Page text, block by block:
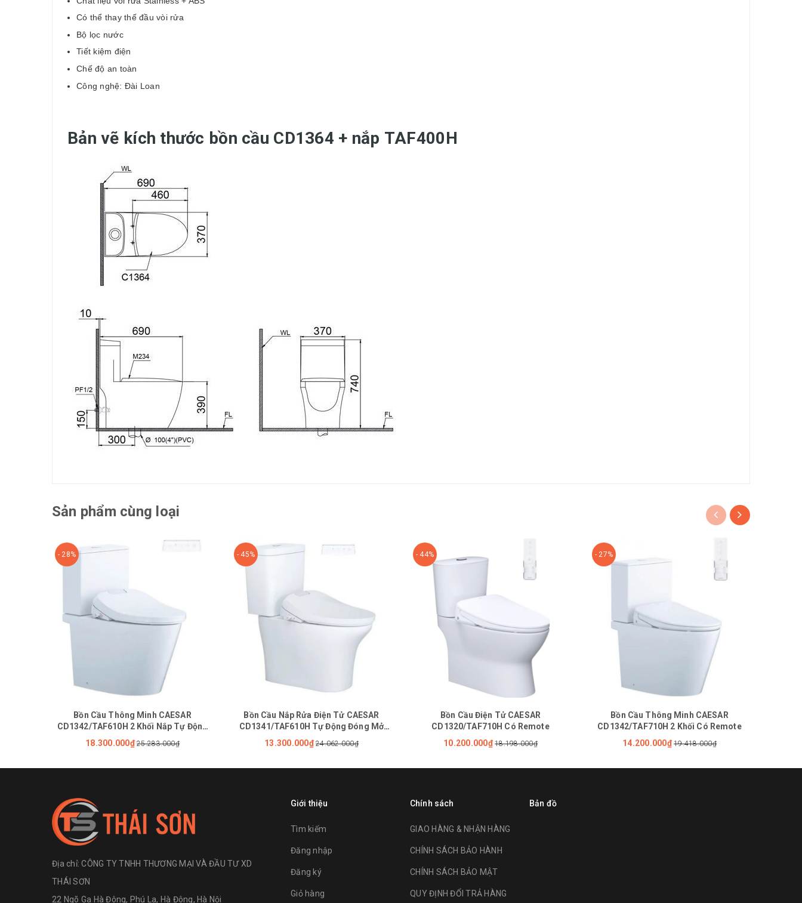
Có thể thay thế đầu vòi rửa
Bộ lọc nước
Tiết kiệm điện
Chế độ an toàn
Công nghệ: Đài Loan
Bản vẽ kích thước bồn cầu CD1364 + nắp TAF400H
Sản phẩm cùng loại
- 28%
Bồn Cầu Thông Minh CAESAR
CD1342/TAF610H 2 Khối Nắp Tự Động
Đóng Mở
18.300.000₫ 25.283.000₫
- 45%
Bồn Cầu Nắp Rửa Điện Tử CAESAR
CD1341/TAF610H Tự Động Đóng Mở
Nắp
13.300.000₫ 24.062.000₫
- 44%
Bồn Cầu Điện Tử CAESAR
CD1320/TAF710H Có Remote
10.200.000₫ 18.198.000₫
- 27%
Bồn Cầu Thông Minh CAESAR
CD1342/TAF710H 2 Khối Có Remote
14.200.000₫ 19.418.000₫
Địa chỉ:CÔNG TY TNHH THƯƠNG MẠI VÀ ĐẦU TƯ XD
THÁI SƠN
22 Ngõ Ga Hà Đông, Phú La, Hà Đông, Hà Nội
Giới thiệu
Tìm kiếm
Đăng nhập
Đăng ký
Giỏ hàng
Chính sách
GIAO HÀNG & NHẬN HÀNG
CHÍNH SÁCH BẢO HÀNH
CHÍNH SÁCH BẢO MẬT
QUY ĐỊNH ĐỔI TRẢ HÀNG
Bản đồ